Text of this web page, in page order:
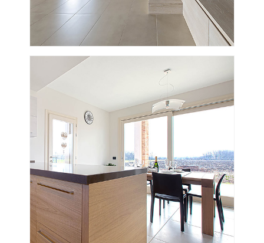
VISUALIZZA